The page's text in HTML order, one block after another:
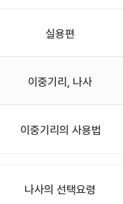
실용편
이중기리, 나사
이중기리의 사용법
나사의 선택요령